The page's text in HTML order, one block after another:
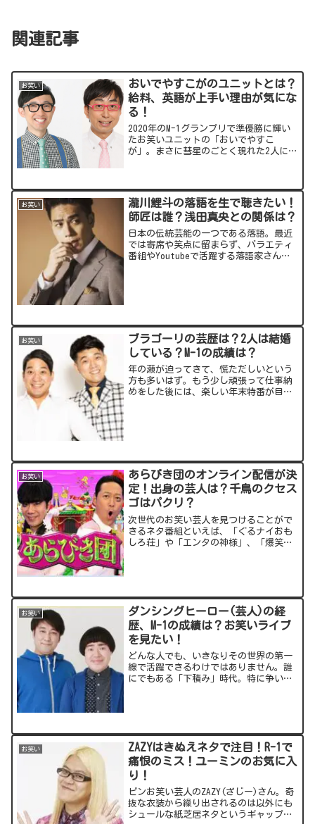
関連記事
お笑い
おいでやすこがのユニットとは？
給料、英語が上手い理由が気にな
る！
2020年のM-1グランプリで準優勝に輝い
たお笑いユニットの「おいでやすこ
が」。まさに彗星のごとく現れた2人につ
window.adsbygoogle...
お笑い
瀧川鯉斗の落語を生で聴きたい！
師匠は誰？浅田真央との関係は？
日本の伝統芸能の一つである落語。最近
では寄席や笑点に留まらず、バラエティ
番組やYoutubeで活躍する落語家さんも
お笑い
ブラゴーリの芸歴は？2人は結婚
している？M-1の成績は？
年の瀬が迫ってきて、慌ただしいという
方も多いはず。もう少し頑張って仕事納
めをした後には、楽しい年末特番が目白
お笑い
あらびき団のオンライン配信が決
定！出身の芸人は？千鳥のクセス
ゴはパクリ？
次世代のお笑い芸人を見つけることがで
きるネタ番組といえば、「ぐるナイおも
しろ荘」や「エンタの神様」、「爆笑レ
お笑い
ダンシングヒーロー(芸人)の経
歴、M-1の成績は？お笑いライブ
を見たい！
どんな人でも、いきなりその世界の第一
線で活躍できるわけではありません。誰
にでもある「下積み」時代。特に争いが
お笑い
ZAZYはきぬえネタで注目！R-1で
痛恨のミス！ユーミンのお気に入
り！
ピンお笑い芸人のZAZY(ざじー)さん。奇
抜な衣装から繰り出されるのは以外にも
シュールな紙芝居ネタというギャップが